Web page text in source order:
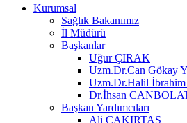
Kurumsal
Sağlık Bakanımız
İl Müdürü
Başkanlar
Uğur ÇIRAK
Uzm.Dr.Can Gökay
Uzm.Dr.Halil
Dr.İhsan
Başkan Yardımcıları
Ali ÇAKIRTAŞ